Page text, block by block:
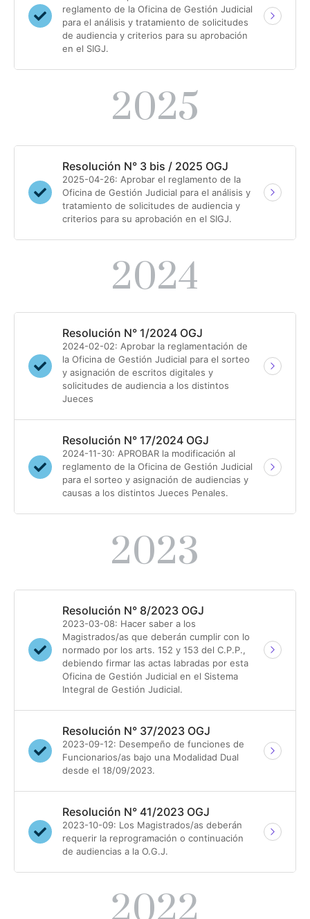
reglamento de la Oficina de Gestión Judicial
para el análisis y tratamiento de solicitudes
de audiencia y criterios para su aprobación
en el SIGJ.
2025
Resolución N° 3 bis / 2025 OGJ
2025-04-26: Aprobar el reglamento de la
Oficina de Gestión Judicial para el análisis y
tratamiento de solicitudes de audiencia y
criterios para su aprobación en el SIGJ.
2024
Resolución N° 1/2024 OGJ
2024-02-02: Aprobar la reglamentación de
la Oficina de Gestión Judicial para el sorteo
y asignación de escritos digitales y
solicitudes de audiencia a los distintos
Jueces
Resolución N° 17/2024 OGJ
2024-11-30: APROBAR la modificación al
reglamento de la Oficina de Gestión Judicial
para el sorteo y asignación de audiencias y
causas a los distintos Jueces Penales.
2023
Resolución N° 8/2023 OGJ
2023-03-08: Hacer saber a los
Magistrados/as que deberán cumplir con lo
normado por los arts. 152 y 153 del C.P.P.,
debiendo firmar las actas labradas por esta
Oficina de Gestión Judicial en el Sistema
Integral de Gestión Judicial.
Resolución N° 37/2023 OGJ
2023-09-12: Desempeño de funciones de
Funcionarios/as bajo una Modalidad Dual
desde el 18/09/2023.
Resolución N° 41/2023 OGJ
2023-10-09: Los Magistrados/as deberán
requerir la reprogramación o continuación
de audiencias a la O.G.J.